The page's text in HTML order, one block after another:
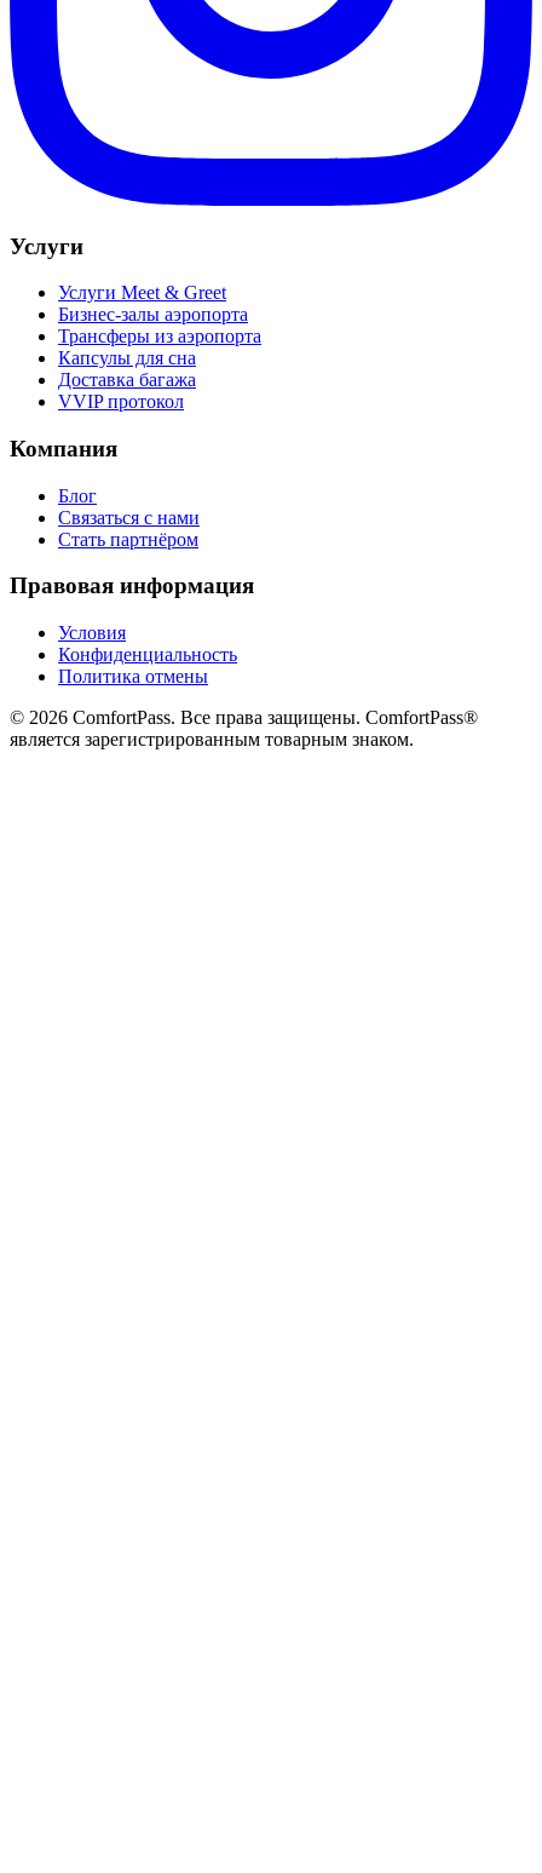
Услуги
Услуги Meet & Greet
Бизнес-залы аэропорта
Трансферы из аэропорта
Капсулы для сна
Доставка багажа
VVIP протокол
Компания
Блог
Связаться с нами
Стать партнёром
Правовая информация
Условия
Конфиденциальность
Политика отмены
© 2026 ComfortPass. Все права защищены. ComfortPass®
является зарегистрированным товарным знаком.